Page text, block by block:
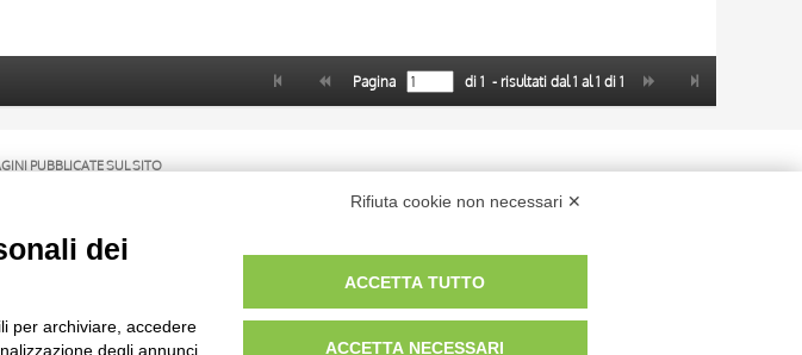
Pagina di 1 - risultati dal1 al1 di 1
PUBBLICATE SUL SITO
633. I diritti degli autori, degli artisti e dei fotografi che hanno realizzato le opere e le immagini, degli enti e
Rifiuta cookie non necessari ✕
dei
per archiviare, accedere
degli annunci.
ACCETTA TUTTO
ACCETTA NECESSARI